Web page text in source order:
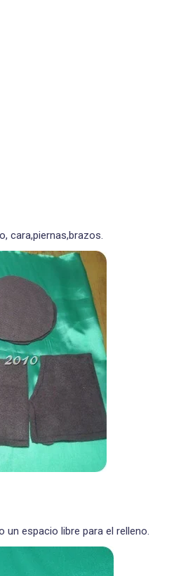
cara,piernas,brazos.
espacio libre para el relleno.